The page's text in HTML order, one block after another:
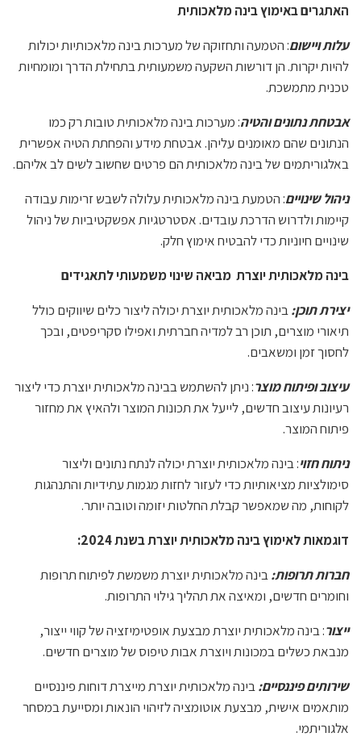
האתגרים באימוץ בינה מלאכותית
עלות ויישום: הטמעה ותחזוקה של מערכות בינה מלאכותיות יכולות
להיות יקרות. הן דורשות השקעה משמעותית בתחילת הדרך ומומחיות
טכנית מתמשכת.
אבטחת נתונים והטיה: מערכות בינה מלאכותית טובות רק כמו
הנתונים שהם מאומנים עליהן. אבטחת מידע והפחתת הטיה אפשרית
באלגוריתמים של בינה מלאכותית הם פרטים שחשוב לשים לב אליהם.
ניהול שינויים: הטמעת בינה מלאכותית עלולה לשבש זרימות עבודה
קיימות ולדרוש הדרכת עובדים. אסטרטגיות אפשקטיביות של ניהול
שינויים חיוניות כדי להבטיח אימוץ חלק.
בינה מלאכותית יוצרת מביאה שינוי משמעותי לתאגידים
יצירת תוכן:בינה מלאכותית יוצרת יכולה ליצור כלים שיווקים כולל
תיאורי מוצרים, תוכן רב למדיה חברתית ואפילו סקריפטים, ובכך
לחסוך זמן ומשאבים.
עיצוב ופיתוח מוצר: ניתן להשתמש בבינה מלאכותית יוצרת כדי ליצור
רעיונות עיצוב חדשים, לייעל את תכונות המוצר ולהאיץ את מחזור
פיתוח המוצר.
ניתוח חזוי: בינה מלאכותית יוצרת יכולה לנתח נתונים וליצור
סימולציות מציאותיות כדי לעזור לחזות מגמות עתידיות והתנהגות
לקוחות, מה שמאפשר קבלת החלטות יזומה וטובה יותר.
דוגמאות לאימוץ בינה מלאכותית יוצרתבשנת 2024
:
חברות תרופות:בינה מלאכותית יוצרת משמשת לפיתוח תרופות
וחומרים חדשים, ומאיצה את תהליך גילוי התרופות.
ייצור: בינה מלאכותית יוצרת מבצעת אופטימיזציה של קווי ייצור,
מנבאת כשלים במכונות ויוצרת אבות טיפוס של מוצרים חדשים.
שירותים פיננסיים:בינה מלאכותית יוצרת מייצרת דוחות פיננסיים
מותאמים אישית, מבצעת אוטומציה לזיהוי הונאות ומסייעת במסחר
אלגוריתמי.